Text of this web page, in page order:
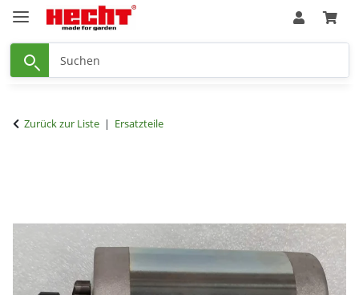
Zurück zur Liste Ersatzteile